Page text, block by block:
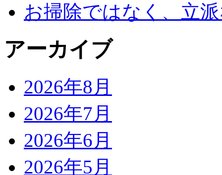
お掃除ではなく、立
アーカイブ
2026年8月
2026年7月
2026年6月
2026年5月